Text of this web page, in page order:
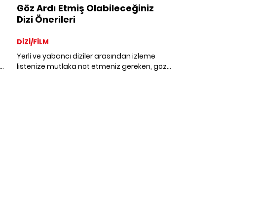
Göz Ardı Etmiş Olabileceğiniz
Dizi Önerileri
DİZİ/FİLM
Yerli ve yabancı diziler arasından izleme
listenize mutlaka not etmeniz gereken, göz